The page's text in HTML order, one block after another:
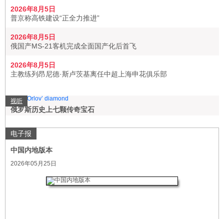
2026年8月5日
普京称高铁建设“正全力推进”
2026年8月5日
俄国产MS-21客机完成全面国产化后首飞
2026年8月5日
主教练列昂尼德·斯卢茨基离任中超上海申花俱乐部
视听
俄罗斯历史上七颗传奇宝石
电子报
中国内地版本
2026年05月25日